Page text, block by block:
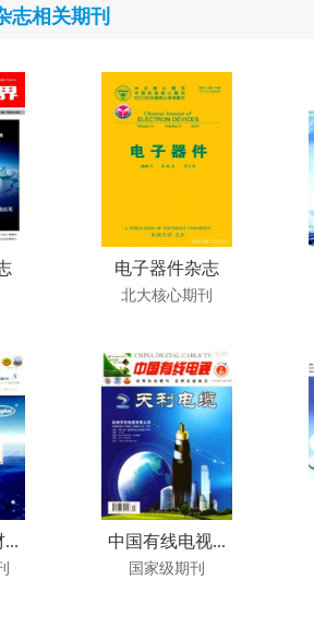
志相关期刊
电子器件杂志
北大核心期刊
... 中国有线电视...
国家级期刊